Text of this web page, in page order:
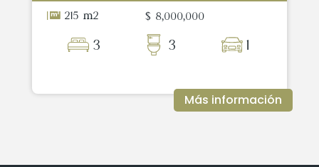
215 m2 $ 8,000,000
3 3 1
Más información